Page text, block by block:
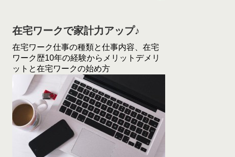
在宅ワークで家計力アップ♪
在宅ワーク仕事の種類と仕事内容、在宅
ワーク歴10年の経験からメリットデメリ
ットと在宅ワークの始め方